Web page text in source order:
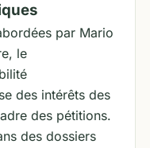
par Mario
le
des intérêts des
des pétitions.
des dossiers